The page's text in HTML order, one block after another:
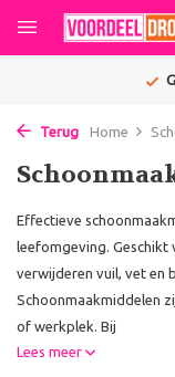
Terug Home
Effectieve
leefomgeving.
verwijderen vuil, vet en
Schoonmaakmiddelen
of werkplek. Bij
Lees meer